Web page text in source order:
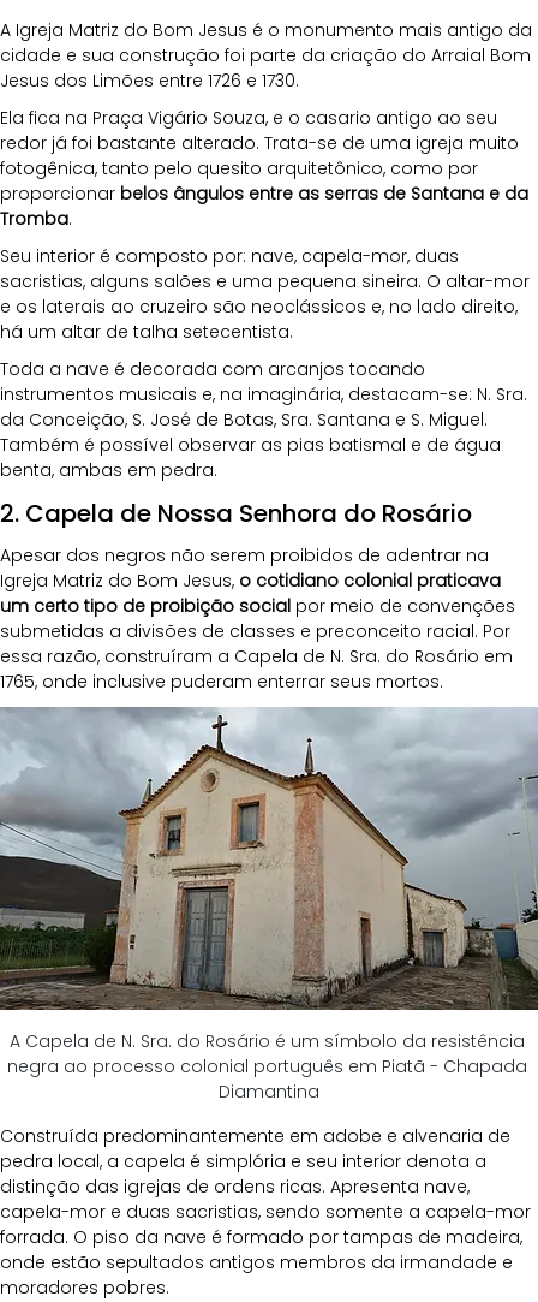
A Igreja Matriz do Bom Jesus é o monumento mais antigo da
cidade e sua construção foi parte da criação do Arraial Bom
Jesus dos Limões entre 1726 e 1730.
Ela fica na Praça Vigário Souza, e o casario antigo ao seu
redor já foi bastante alterado. Trata-se de uma igreja muito
fotogênica, tanto pelo quesito arquitetônico, como por
proporcionar belos ângulos entre as serras de Santana e da
Tromba.
Seu interior é composto por: nave, capela-mor, duas
sacristias, alguns salões e uma pequena sineira. O altar-mor
e os laterais ao cruzeiro são neoclássicos e, no lado direito,
há um altar de talha setecentista.
Toda a nave é decorada com arcanjos tocando
instrumentos musicais e, na imaginária, destacam-se: N. Sra.
da Conceição, S. José de Botas, Sra. Santana e S. Miguel.
Também é possível observar as pias batismal e de água
benta, ambas em pedra.
2. Capela de Nossa Senhora do Rosário
Apesar dos negros não serem proibidos de adentrar na
Igreja Matriz do Bom Jesus, o cotidiano colonial praticava
um certo tipo de proibição social por meio de convenções
submetidas a divisões de classes e preconceito racial. Por
essa razão, construíram a Capela de N. Sra. do Rosário em
1765, onde inclusive puderam enterrar seus mortos.
A Capela de N. Sra. do Rosário é um símbolo da resistência
negra ao processo colonial português em Piatã - Chapada
Diamantina
Construída predominantemente em adobe e alvenaria de
pedra local, a capela é simplória e seu interior denota a
distinção das igrejas de ordens ricas. Apresenta nave,
capela-mor e duas sacristias, sendo somente a capela-mor
forrada. O piso da nave é formado por tampas de madeira,
onde estão sepultados antigos membros da irmandade e
moradores pobres.